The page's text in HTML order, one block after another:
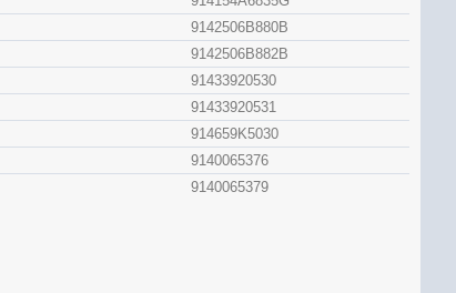
9142506B880B
9142506B882B
91433920530
91433920531
914659K5030
9140065376
9140065379